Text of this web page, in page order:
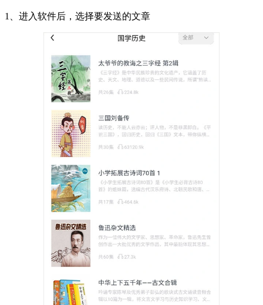
1、进入软件后，选择要发送的文章